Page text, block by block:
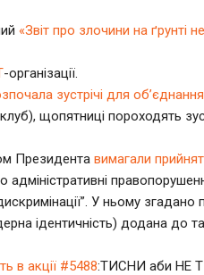
«Звіт про злочини на ґрунті
-організації.
зустрічі для
щопятниці пороходять
Президента вимагали
У ньому згадано
ідентичність) додана до
в акції #5488:ТИСНИ аби НЕ